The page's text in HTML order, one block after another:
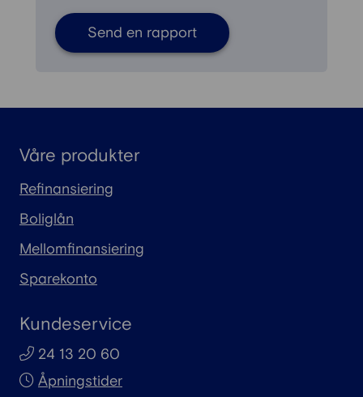
Send en rapport
Våre produkter
Refinansiering
Boliglån
Mellomfinansiering
Sparekonto
Kundeservice
24 13 20 60
Åpningstider